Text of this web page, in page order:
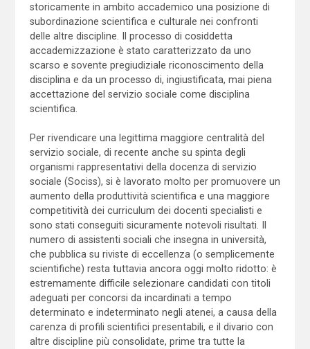
storicamente in ambito accademico una posizione di
subordinazione scientifica e culturale nei confronti
delle altre discipline. Il processo di cosiddetta
accademizzazione è stato caratterizzato da uno
scarso e sovente pregiudiziale riconoscimento della
disciplina e da un processo di, ingiustificata, mai piena
accettazione del servizio sociale come disciplina
scientifica.
Per rivendicare una legittima maggiore centralità del
servizio sociale, di recente anche su spinta degli
organismi rappresentativi della docenza di servizio
sociale (Sociss), si è lavorato molto per promuovere un
aumento della produttività scientifica e una maggiore
competitività dei curriculum dei docenti specialisti e
sono stati conseguiti sicuramente notevoli risultati. Il
numero di assistenti sociali che insegna in università,
che pubblica su riviste di eccellenza (o semplicemente
scientifiche) resta tuttavia ancora oggi molto ridotto: è
estremamente difficile selezionare candidati con titoli
adeguati per concorsi da incardinati a tempo
determinato e indeterminato negli atenei, a causa della
carenza di profili scientifici presentabili, e il divario con
altre discipline più consolidate, prime tra tutte la